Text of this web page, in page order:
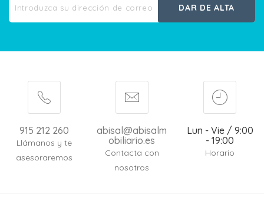
DAR DE ALTA
915 212 260
Llámanos y te
asesoraremos
abisal@abisalm
obiliario.es
Contacta con
nosotros
Lun - Vie / 9:00
- 19:00
Horario